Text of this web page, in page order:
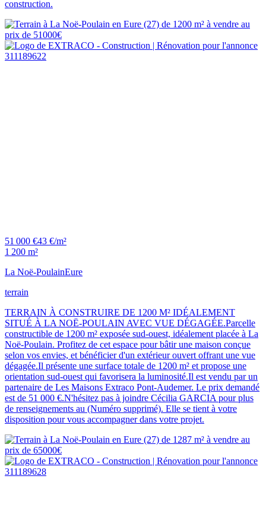
construction.
51 000 €43 €/m²
1 200 m²
La Noë-PoulainEure
terrain
TERRAIN À CONSTRUIRE DE 1200 M² IDÉALEMENT
SITUÉ À LA NOË-POULAIN AVEC VUE DÉGAGÉE.Parcelle
constructible de 1200 m² exposée sud-ouest, idéalement placée à La
Noë-Poulain. Profitez de cet espace pour bâtir une maison conçue
selon vos envies, et bénéficier d'un extérieur ouvert offrant une vue
dégagée.Il présente une surface totale de 1200 m² et propose une
orientation sud-ouest qui favorisera la luminosité.Il est vendu par un
partenaire de Les Maisons Extraco Pont-Audemer. Le prix demandé
est de 51 000 €.N'hésitez pas à joindre Cécilia GARCIA pour plus
de renseignements au (Numéro supprimé). Elle se tient à votre
disposition pour vous accompagner dans votre projet.